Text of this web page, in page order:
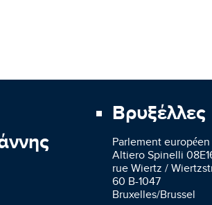
Βρυξέλλες
Parlement européen
Altiero Spinelli
rue Wiertz /
60 B-1047
Bruxelles/Brussel